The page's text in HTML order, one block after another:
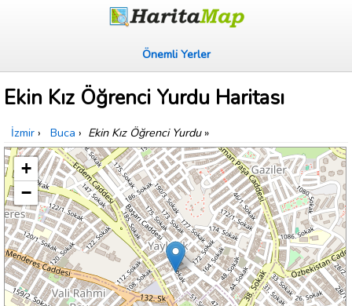
Önemli Yerler
Ekin Kız Öğrenci Yurdu Haritası
İzmir › Buca › Ekin Kız Öğrenci Yurdu»
+
−